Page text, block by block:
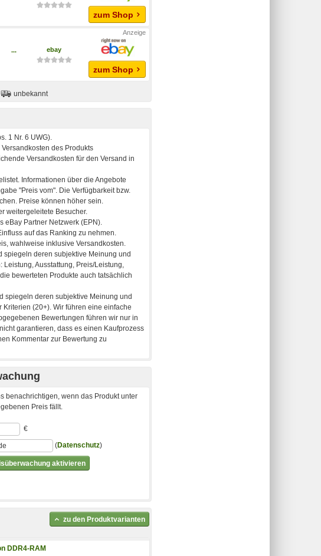
zum Shop
...
ebay
zum Shop
unbekannt
benachrichtigen, wenn das Produkt unter
Preis fällt.
aktivieren
€
(Datenschutz)
zu den Produktvarianten
DDR4-RAM